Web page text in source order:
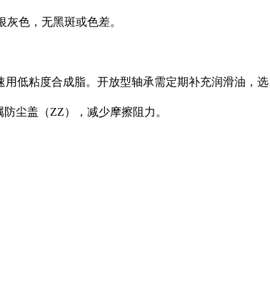
灰色，无黑斑或色差。
低粘度合成脂。开放型轴承需定期补充润滑油，选
尘盖（ZZ），减少摩擦阻力。